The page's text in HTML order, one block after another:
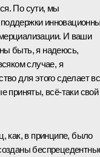
По сути, мы
И ваши
быть, я надеюсь,
случае, я
для этого сделает
приняты, всё‑таки свой
как, в принципе, было